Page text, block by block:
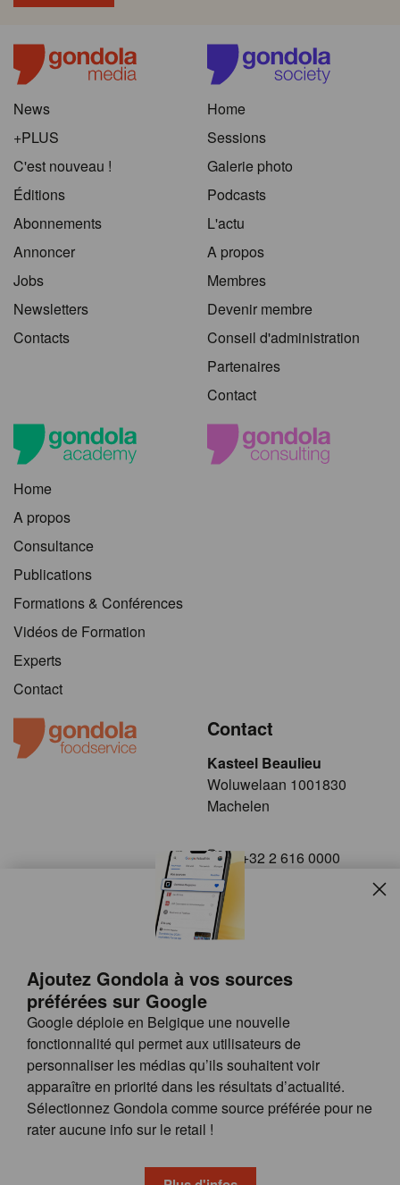
Ajoutez Gondola à vos sources
préférées sur Google
Google déploie en Belgique une nouvelle
fonctionnalité qui permet aux utilisateurs de
personnaliser les médias qu’ils souhaitent voir
apparaître en priorité dans les résultats d’actualité.
Sélectionnez Gondola comme source préférée pour ne
rater aucune info sur le retail !
News
+PLUS
C'est nouveau !
Éditions
Abonnements
Annoncer
Jobs
Newsletters
Contacts
Home
Sessions
Galerie photo
Podcasts
L'actu
A propos
Membres
Devenir membre
Conseil d'administration
Partenaires
Contact
Home
A propos
Consultance
Publications
Formations & Conférences
Vidéos de Formation
Experts
Contact
Contact
Kasteel Beaulieu
​​​Woluwelaan 1001830
Machelen
+32 2 616 0000
Follow us on
© GONDOLA GROUP
FAQ
CONDITIONS GÉNÉRALES
wieni